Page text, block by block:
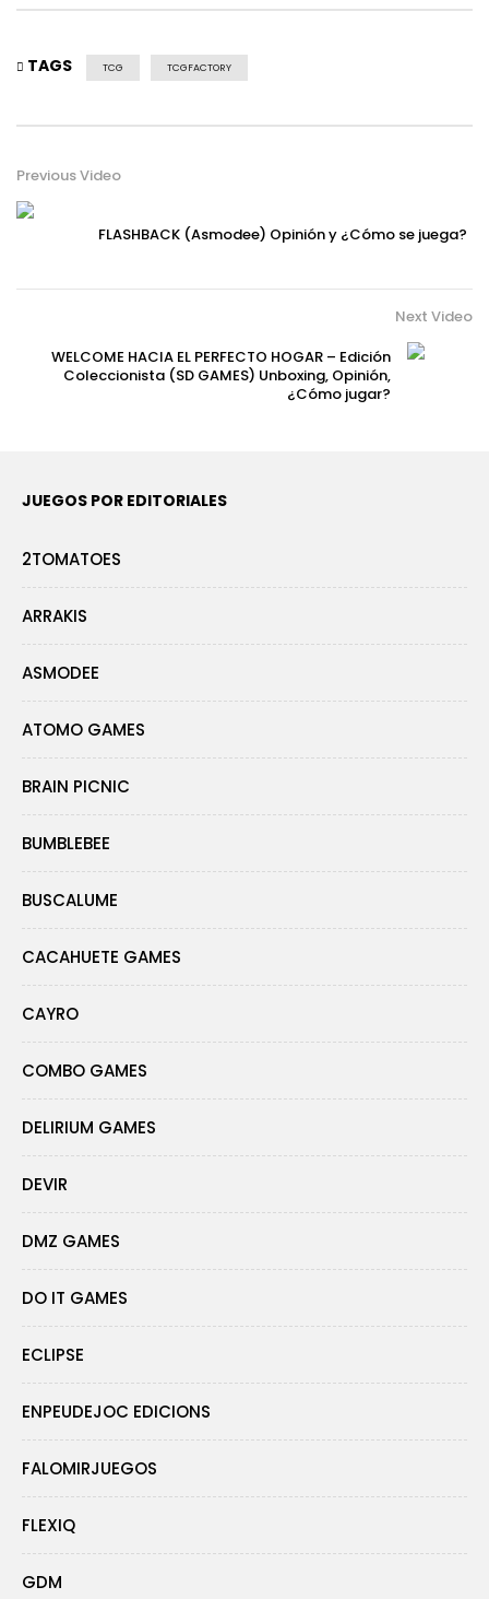
TAGS TCG TCGFACTORY
Previous Video
FLASHBACK (Asmodee) Opinión y ¿Cómo se juega?
Next Video
WELCOME HACIA EL PERFECTO HOGAR – Edición
Coleccionista (SD GAMES) Unboxing, Opinión,
¿Cómo jugar?
JUEGOS POR EDITORIALES
2TOMATOES
ARRAKIS
ASMODEE
ATOMO GAMES
BRAIN PICNIC
BUMBLEBEE
BUSCALUME
CACAHUETE GAMES
CAYRO
COMBO GAMES
DELIRIUM GAMES
DEVIR
DMZ GAMES
DO IT GAMES
ECLIPSE
ENPEUDEJOC EDICIONS
FALOMIRJUEGOS
FLEXIQ
GDM